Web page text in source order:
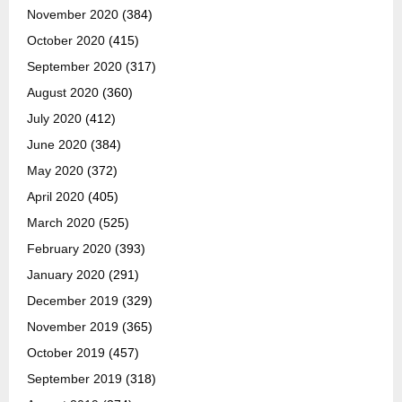
November 2020 (384)
October 2020 (415)
September 2020 (317)
August 2020 (360)
July 2020 (412)
June 2020 (384)
May 2020 (372)
April 2020 (405)
March 2020 (525)
February 2020 (393)
January 2020 (291)
December 2019 (329)
November 2019 (365)
October 2019 (457)
September 2019 (318)